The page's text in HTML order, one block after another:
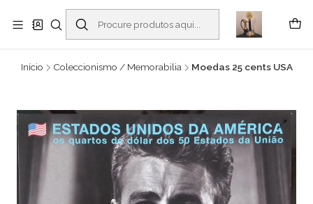
Buscantiguidades - Leilões. Colecionismo e antiguidades em Viana do
Castelo -
Ler mais
Início Coleccionismo / Memorabilia Moedas 25 cents USA